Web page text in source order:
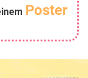
Poster